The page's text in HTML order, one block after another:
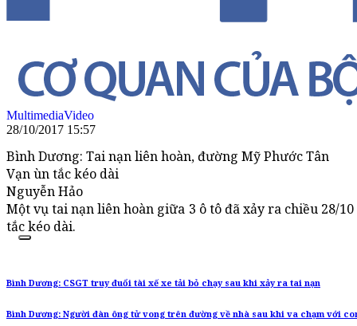
MultimediaVideo
28/10/2017 15:57
Bình Dương: Tai nạn liên hoàn, đường Mỹ Phước Tân
Vạn ùn tắc kéo dài
Nguyễn Hảo
Một vụ tai nạn liên hoàn giữa 3 ô tô đã xảy ra chiều 28/
tắc kéo dài.
Bình Dương: CSGT truy đuổi tài xế xe tải bỏ chạy sau khi xảy ra tai nạn
Bình Dương: Người đàn ông tử vong trên đường về nhà sau khi va chạm với